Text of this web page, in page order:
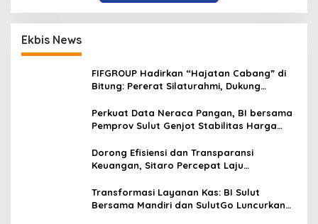
Ekbis News
FIFGROUP Hadirkan “Hajatan Cabang” di
Bitung: Pererat Silaturahmi, Dukung
Promo Khusus
Perkuat Data Neraca Pangan, BI bersama
Pemprov Sulut Genjot Stabilitas Harga
Dorong Efisiensi dan Transparansi
Keuangan, Sitaro Percepat Laju
Transformasi Layanan Kas: BI Sulut
Bersama Mandiri dan SulutGo Luncurkan